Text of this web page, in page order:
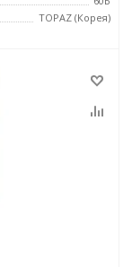
TOPAZ (Корея)